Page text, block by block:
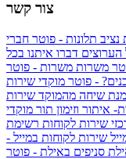
צור קשר
נציב תלונות - פוטר חברי
הערוצים דברו איתנו בכל
משרות משרות - פוטר
- פוטר מוקדי שירות
שיחה מהמוקד שירות
איתור וזימון תור מוקדי
שירות לקוחות רשימת
שירות לקוחות במייל -
סניפים באילת - פוטר